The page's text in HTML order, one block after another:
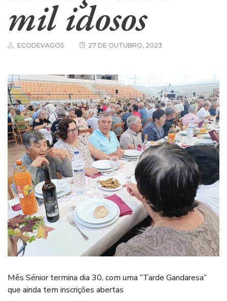
mil idosos
ECODEVAGOS 27 DE OUTUBRO, 2023
Mês Sénior termina dia 30, com uma “Tarde Gandaresa”
que ainda tem inscrições abertas